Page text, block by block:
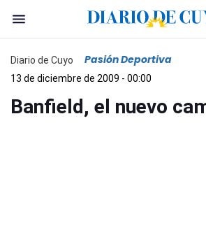
Diario de Cuyo Pasión Deportiva
13 de diciembre de 2009 - 00:00
Banfield, el nuevo